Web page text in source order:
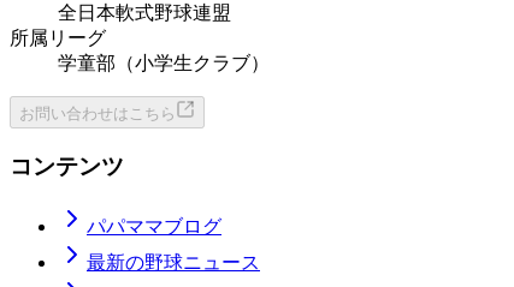
全日本軟式野球連盟
所属リーグ
学童部（小学生クラブ）
お問い合わせはこちら
コンテンツ
パパママブログ
最新の野球ニュース